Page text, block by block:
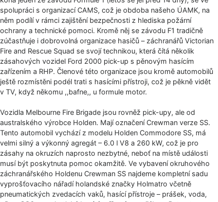
spolupráci s organizací CAMS, což je obdoba našeho ÚAMK, na
něm podílí v rámci zajištění bezpečnosti z hlediska požární
ochrany a technické pomoci. Kromě něj se závodu F1 tradičně
zúčastňuje i dobrovolná organizace hasičů – záchranářů Victorian
Fire and Rescue Squad se svojí technikou, která čítá několik
zásahových vozidel Ford 2000 pick-up s pěnovým hasícím
zařízením a RHP. Členové této organizace jsou kromě automobilů
ještě rozmístěni podél trati s hasícími přístroji, což je pěkně vidět
v TV, když někomu ,,bafne,, u formule motor.
Vozidla Melbourne Fire Brigade jsou rovněž pick-upy, ale od
australského výrobce Holden. Mají označení Crewman verze SS.
Tento automobil vychází z modelu Holden Commodore SS, má
velmi silný a výkonný agregát – 6.0 l V8 a 260 kW, což je pro
zásahy na okruzích naprosto nezbytné, neboť na místě události
musí být poskytnuta pomoc okamžitě. Ve vybavení okruhového
záchranářského Holdenu Crewman SS najdeme kompletní sadu
vyprošťovacího nářadí holandské značky Holmatro včetně
pneumatických zvedacích vaků, hasící přístroje – prášek, voda,